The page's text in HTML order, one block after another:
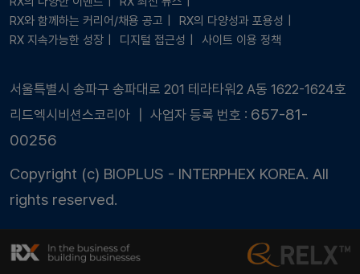
RX와 함께하는 커리어/채용 공고
RX의 다양성과 포용성
RX 지속가능한 성장
디지털 접근성 사이트 이용 정책
서울특별시 송파구 송파대로 201 테라타워2 A동 1622-1624호
리드엑시비션스코리아 ┃ 사업자 등록 번호 : 657-81-
00256
Copyright (c) BIOPLUS - INTERPHEX KOREA. All
rights reserved.